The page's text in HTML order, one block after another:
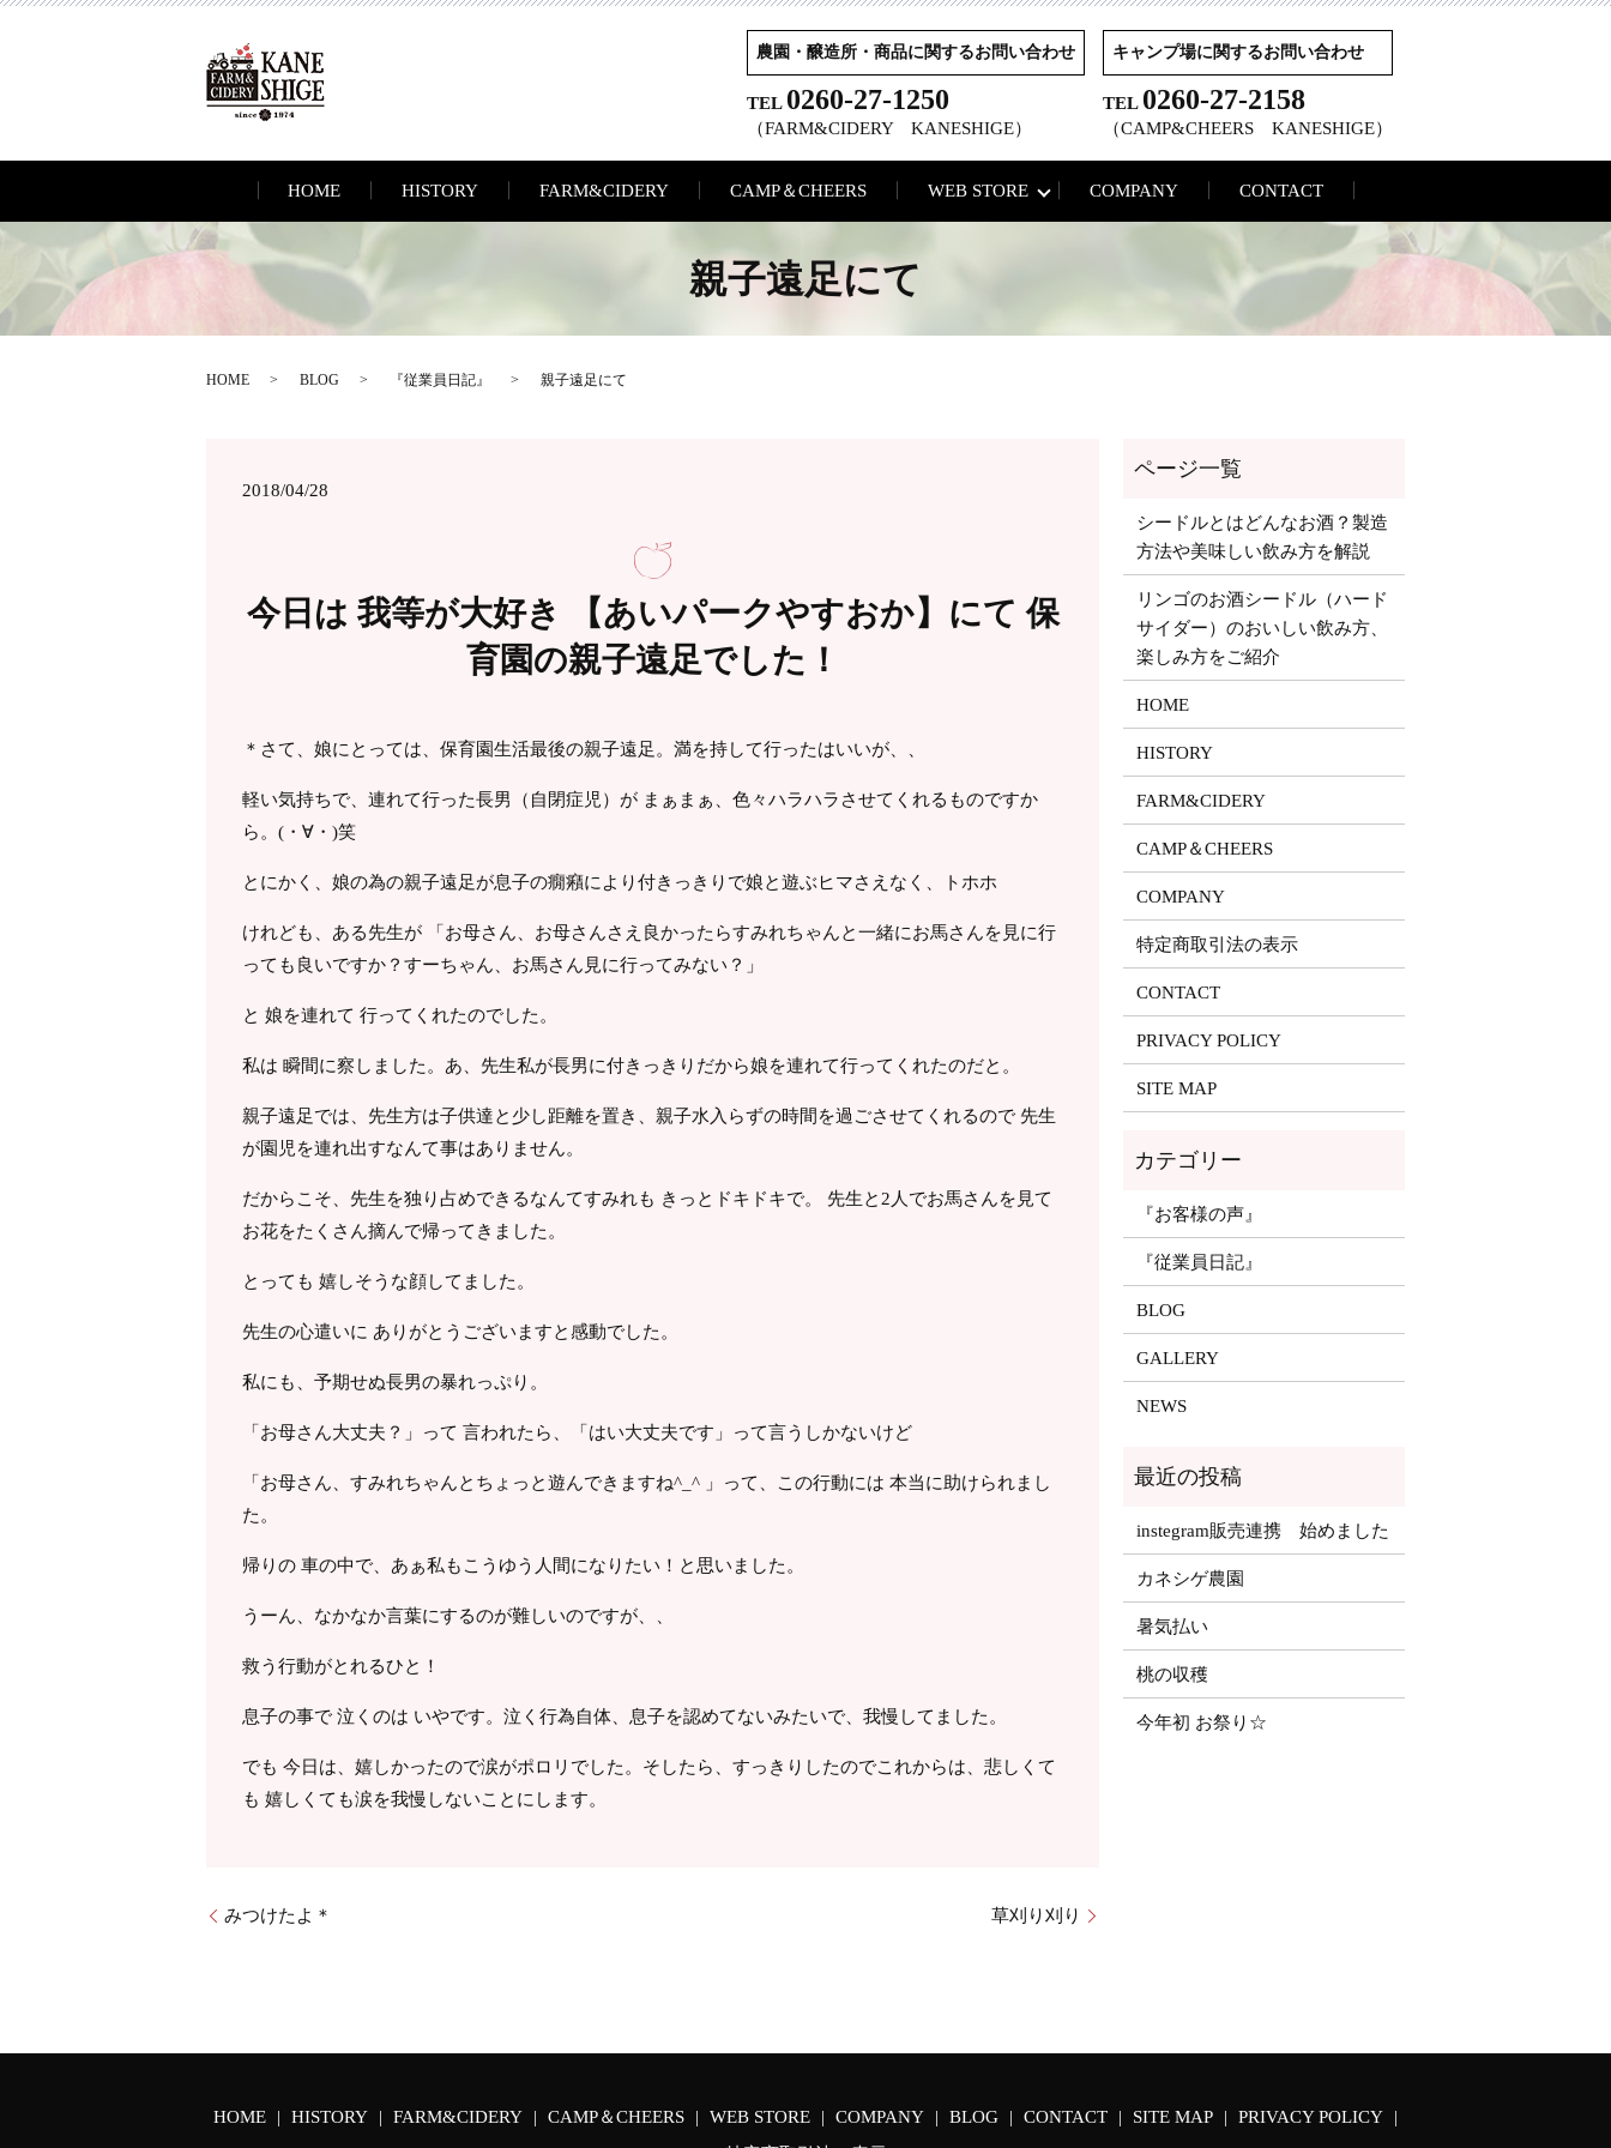
農園・醸造所・商品に関するお問い合わせ
TEL 0260-27-1250
（FARM&CIDERY KANESHIGE）
キャンプ場に関するお問い合わせ
TEL 0260-27-2158
（CAMP&CHEERS KANESHIGE）
HOME HISTORY FARM&CIDERY CAMP＆CHEERS WEB STORE COMPANY CONTACT
親子遠足にて
HOME BLOG 『従業員日記』 親子遠足にて
2018/04/28
今日は 我等が大好き 【あいパークやすおか】にて 保
育園の親子遠足でした！
＊さて、娘にとっては、保育園生活最後の親子遠足。満を持して行ったはいいが、、
軽い気持ちで、連れて行った長男（自閉症児）が まぁまぁ、色々ハラハラさせてくれるものですか
ら。(・∀・)笑
とにかく、娘の為の親子遠足が息子の癇癪により付きっきりで娘と遊ぶヒマさえなく、トホホ
けれども、ある先生が 「お母さん、お母さんさえ良かったらすみれちゃんと一緒にお馬さんを見に行
っても良いですか？すーちゃん、お馬さん見に行ってみない？」
と 娘を連れて 行ってくれたのでした。
私は 瞬間に察しました。あ、先生私が長男に付きっきりだから娘を連れて行ってくれたのだと。
親子遠足では、先生方は子供達と少し距離を置き、親子水入らずの時間を過ごさせてくれるので 先生
が園児を連れ出すなんて事はありません。
だからこそ、先生を独り占めできるなんてすみれも きっとドキドキで。 先生と2人でお馬さんを見て
お花をたくさん摘んで帰ってきました。
とっても 嬉しそうな顔してました。
先生の心遣いに ありがとうございますと感動でした。
私にも、予期せぬ長男の暴れっぷり。
「お母さん大丈夫？」って 言われたら、「はい大丈夫です」って言うしかないけど
「お母さん、すみれちゃんとちょっと遊んできますね^_^ 」って、この行動には 本当に助けられまし
た。
帰りの 車の中で、あぁ私もこうゆう人間になりたい！と思いました。
うーん、なかなか言葉にするのが難しいのですが、、
救う行動がとれるひと！
息子の事で 泣くのは いやです。泣く行為自体、息子を認めてないみたいで、我慢してました。
でも 今日は、嬉しかったので涙がポロリでした。そしたら、すっきりしたのでこれからは、悲しくて
も 嬉しくても涙を我慢しないことにします。
みつけたよ＊ 草刈り刈り
シードルとはどんなお酒？製造
方法や美味しい飲み方を解説
リンゴのお酒シードル（ハード
サイダー）のおいしい飲み方、
楽しみ方をご紹介
HOME
HISTORY
FARM&CIDERY
CAMP＆CHEERS
COMPANY
特定商取引法の表示
CONTACT
PRIVACY POLICY
SITE MAP
『お客様の声』
『従業員日記』
BLOG
GALLERY
NEWS
instegram販売連携 始めました
カネシゲ農園
暑気払い
桃の収穫
今年初 お祭り☆
HOME HISTORY FARM&CIDERY CAMP＆CHEERS WEB STORE COMPANY BLOG CONTACT SITE MAP
PRIVACY POLICY